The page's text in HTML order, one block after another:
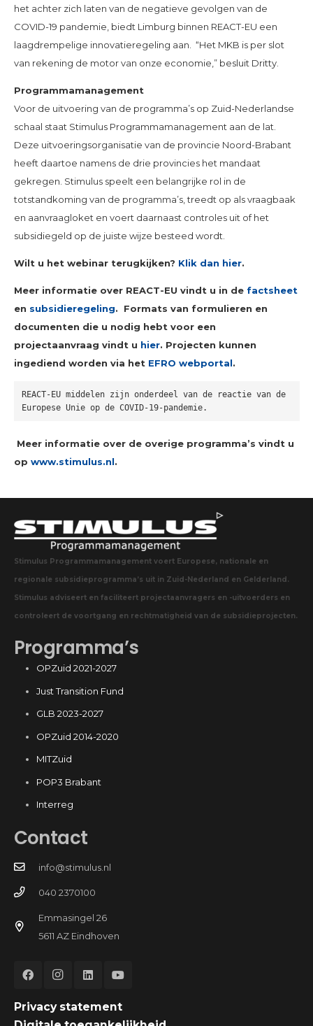
het achter zich laten van de negatieve gevolgen van de
COVID-19 pandemie, biedt Limburg binnen REACT-EU een
laagdrempelige innovatieregeling aan. “Het MKB is per slot
van rekening de motor van onze economie,” besluit Dritty.
Programmamanagement
Voor de uitvoering van de programma’s op Zuid-Nederlandse
schaal staat Stimulus Programmamanagement aan de lat.
Deze uitvoeringsorganisatie van de provincie Noord-Brabant
heeft daartoe namens de drie provincies het mandaat
gekregen. Stimulus speelt een belangrijke rol in de
totstandkoming van de programma’s, treedt op als vraagbaak
en aanvraagloket en voert daarnaast controles uit of het
subsidiegeld op de juiste wijze besteed wordt.
Wilt u het webinar terugkijken? Klik dan hier.
Meer informatie over REACT-EU vindt u in de factsheet
en subsidieregeling. Formats van formulieren en
documenten die u nodig hebt voor een
projectaanvraag vindt u hier. Projecten kunnen
ingediend worden via het EFRO webportal.
REACT-EU middelen zijn onderdeel van de reactie van de
Europese Unie op de COVID-19-pandemie.
Meer informatie over de overige programma’s vindt u
op www.stimulus.nl.
Stimulus Programmamanagement voert Europese, nationale en
regionale subsidieprogramma’s uit in Zuid-Nederland en Gelderland.
Stimulus adviseert en faciliteert projectaanvragers en -uitvoerders en
controleert de voortgang en rechtmatigheid van de subsidieprojecten.
Programma’s
OPZuid 2021-2027
Just Transition Fund
GLB 2023-2027
OPZuid 2014-2020
MITZuid
POP3 Brabant
Interreg
Contact
info@stimulus.nl
040 2370100
Emmasingel 26
5611 AZ Eindhoven
Privacy statement